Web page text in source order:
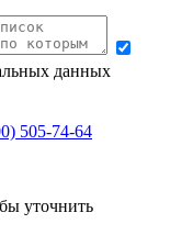
данных
505-74-64
уточнить